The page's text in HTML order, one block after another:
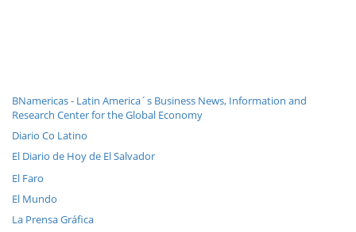
BNamericas - Latin America´s Business News, Information and
Research Center for the Global Economy
Diario Co Latino
El Diario de Hoy de El Salvador
El Faro
El Mundo
La Prensa Gráfica